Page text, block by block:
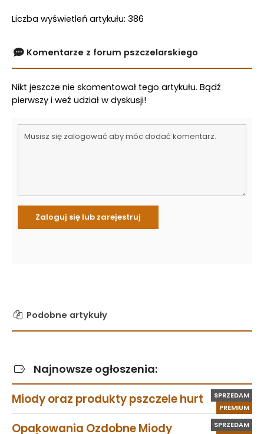
Liczba wyświetleń artykułu: 386
Komentarze z forum pszczelarskiego
Nikt jeszcze nie skomentował tego artykułu. Bądź
pierwszy i weź udział w dyskusji!
Podobne artykuły
Najnowsze ogłoszenia:
PREMIUM
SPRZEDAM
Miody oraz produkty pszczele hurt
SPRZEDAM
Opakowania Ozdobne Miody